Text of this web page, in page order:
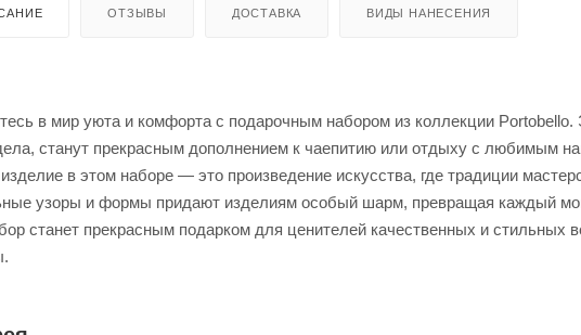
ОТЗЫВЫ ДОСТАВКА ВИДЫ НАНЕСЕНИЯ
в мир уюта и комфорта с подарочным набором из коллекции
станут прекрасным дополнением к чаепитию или отдыху с любимым
в этом наборе — это произведение искусства, где традиции
узоры и формы придают изделиям особый шарм, превращая каждый
станет прекрасным подарком для ценителей качественных и стильных